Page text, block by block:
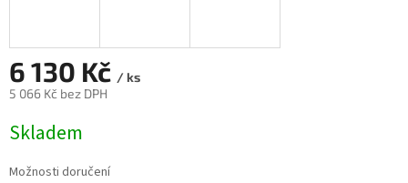
6 130 Kč / ks
5 066 Kč bez DPH
cena:
Skladem
Možnosti doručení